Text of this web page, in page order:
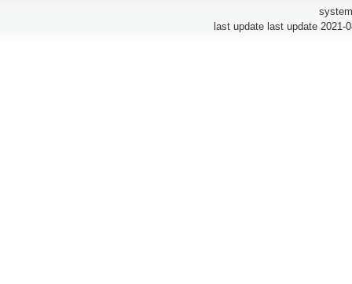
last update last update 2021-